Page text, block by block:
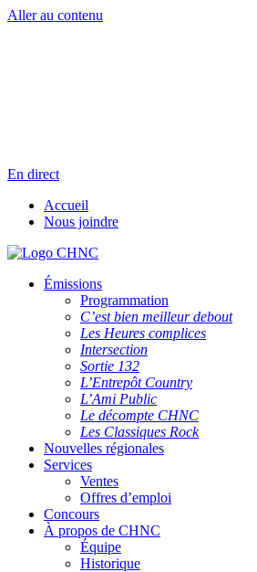
Aller au contenu
En direct
Accueil
Nous joindre
Émissions
Programmation
C’est bien meilleur debout
Les Heures complices
Intersection
Sortie 132
L’Entrepôt Country
L’Ami Public
Le décompte CHNC
Les Classiques Rock
Nouvelles régionales
Services
Ventes
Offres d’emploi
Concours
À propos de CHNC
Équipe
Historique